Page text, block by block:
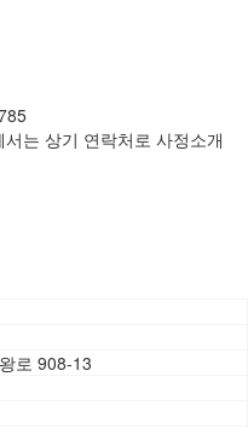
는 상기 연락처로 사정소개
로 908-13